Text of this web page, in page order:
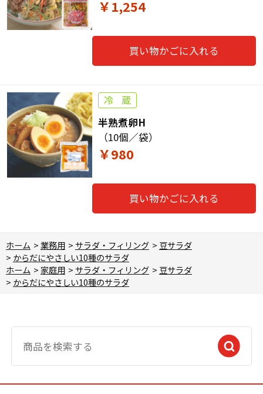
￥1,254
買い物かごに入れる
半熟煮卵H
（10個／袋）
￥980
買い物かごに入れる
ホーム >業務用 > サラダ・フィリング > 豆サラダ
> からだにやさしい10種のサラダ
ホーム >家庭用 > サラダ・フィリング > 豆サラダ
> からだにやさしい10種のサラダ